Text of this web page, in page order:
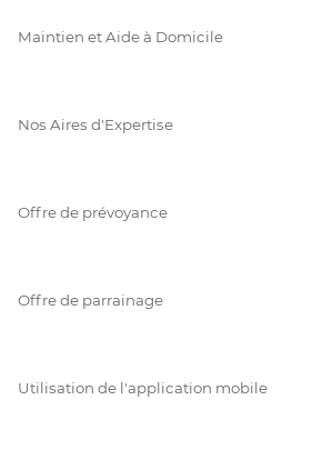
Maintien et Aide à Domicile
Nos Aires d'Expertise
Offre de prévoyance
Offre de parrainage
Utilisation de l'application mobile